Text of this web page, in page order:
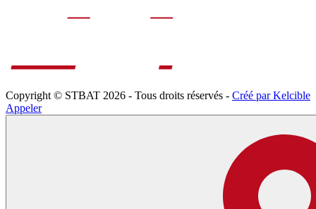
Copyright © STBAT 2026 - Tous droits réservés - Créé par Kelcible
Appeler